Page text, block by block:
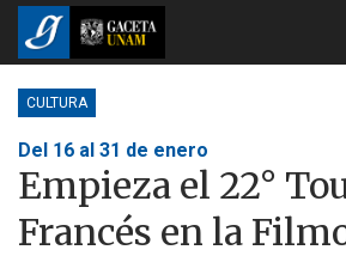
CULTURA
Del 16 al 31 de enero
Empieza el 22°
Francés en la